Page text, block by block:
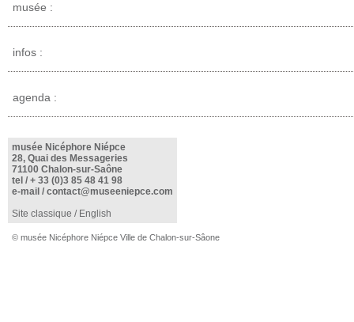
musée :
infos :
agenda :
musée Nicéphore Niépce
28, Quai des Messageries
71100 Chalon-sur-Saône
tel / + 33 (0)3 85 48 41 98
e-mail / contact@museeniepce.com
Site classique / English
© musée Nicéphore Niépce Ville de Chalon-sur-Sâone